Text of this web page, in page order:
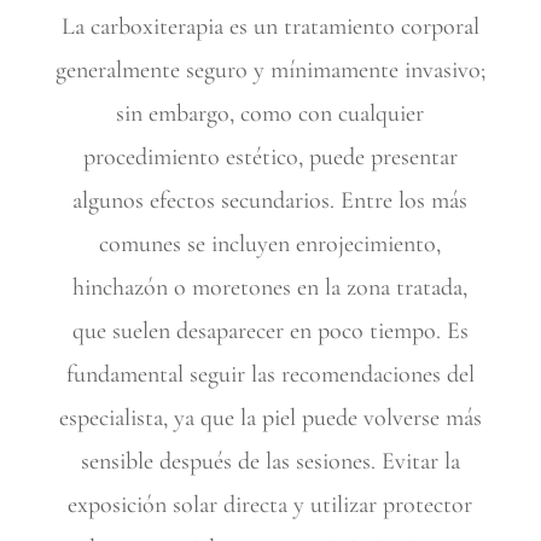
La carboxiterapia es un tratamiento corporal
generalmente seguro y mínimamente invasivo;
sin embargo, como con cualquier
procedimiento estético, puede presentar
algunos efectos secundarios. Entre los más
comunes se incluyen enrojecimiento,
hinchazón o moretones en la zona tratada,
que suelen desaparecer en poco tiempo. Es
fundamental seguir las recomendaciones del
especialista, ya que la piel puede volverse más
sensible después de las sesiones. Evitar la
exposición solar directa y utilizar protector